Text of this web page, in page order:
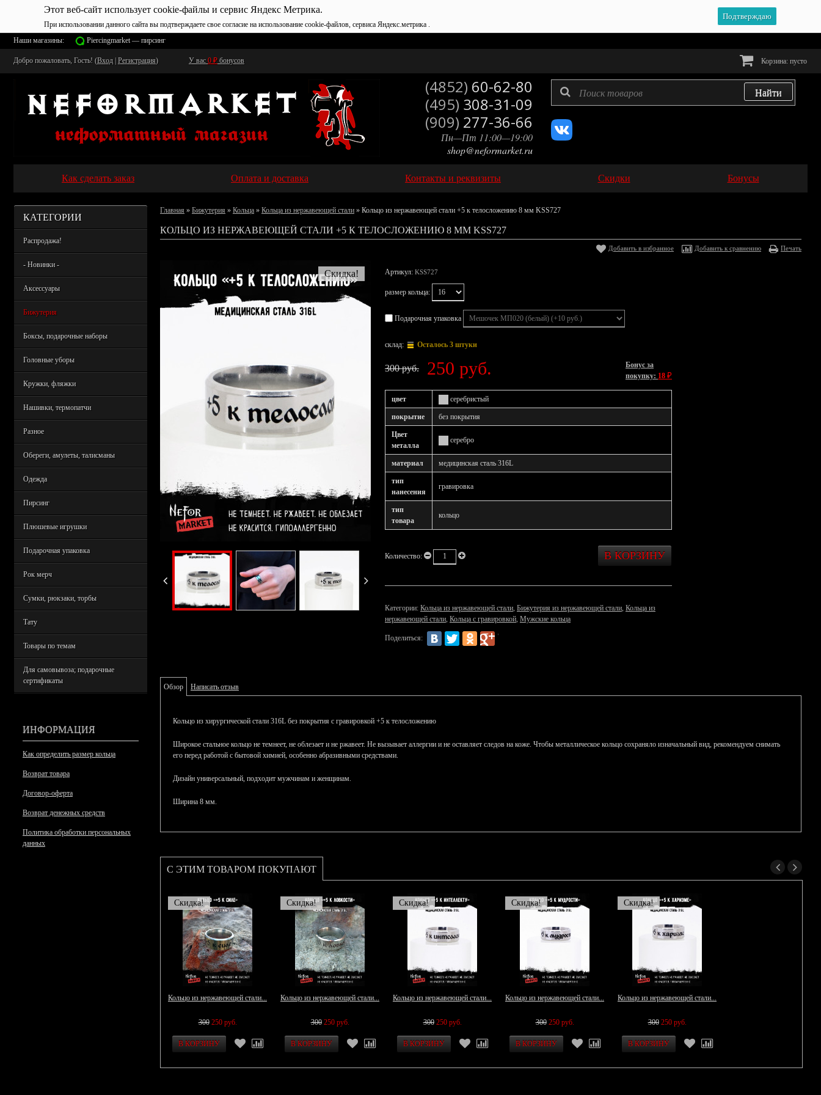
Этот веб-сайт использует cookie-файлы и сервис Яндекс Метрика.
При использовании данного сайта вы подтверждаете свое согласие на использование cookie-файлов, сервиса Яндекс.метрика .
Подтверждаю
Наши магазины: Piercingmarket — пирсинг
Добро пожаловать, Гость! (Вход Регистрация) У вас 0 ₽ бонусов Корзина: пусто
(4852) 60-62-80
(495) 308-31-09
(909) 277-36-66
Пн—Пт 11:00—19:00
shop@neformarket.ru
Как сделать заказ Оплата и доставка Контакты и реквизиты Скидки Бонусы
КАТЕГОРИИ
Распродажа!
- Новинки -
Аксессуары
Бижутерия
Боксы, подарочные наборы
Головные уборы
Кружки, фляжки
Нашивки, термопатчи
Разное
Обереги, амулеты, талисманы
Одежда
Пирсинг
Плюшевые игрушки
Подарочная упаковка
Рок мерч
Сумки, рюкзаки, торбы
Тату
Товары по темам
Для самовывоза; подарочные
сертификаты
ИНФОРМАЦИЯ
Как определить размер кольца
Возврат товара
Договор-оферта
Возврат денежных средств
Политика обработки персональных
данных
Главная » Бижутерия » Кольца » Кольца из нержавеющей стали » Кольцо из нержавеющей стали +5 к телосложению 8 мм KSS727
КОЛЬЦО ИЗ НЕРЖАВЕЮЩЕЙ СТАЛИ +5 К ТЕЛОСЛОЖЕНИЮ 8 ММ KSS727
Добавить в избранное Добавить к сравнению Печать
Скидка! Артикул: KSS727
размер кольца:
Подарочная упаковка
склад: Осталось 3 штуки
300 руб. 250 руб.
Бонус за
покупку: 18 ₽
цвет серебристый
покрытие без покрытия
Цвет
металла
серебро
материал медицинская сталь 316L
тип
нанесения
гравировка
тип
товара
кольцо
Количество:
Категории: Кольца из нержавеющей стали, Бижутерия из нержавеющей стали, Кольца из
нержавеющей стали, Кольца с гравировкой, Мужские кольца
Поделиться:
Обзор Написать отзыв
Кольцо из хирургической стали 316L без покрытия с гравировкой +5 к телосложению
Широкое стальное кольцо не темнеет, не облезает и не ржавеет. Не вызывает аллергии и не оставляет следов на коже. Чтобы металлическое кольцо сохраняло изначальный вид, рекомендуем снимать
его перед работой с бытовой химией, особенно абразивными средствами.
Дизайн универсальный, подходит мужчинам и женщинам.
Ширина 8 мм.
С ЭТИМ ТОВАРОМ ПОКУПАЮТ
Скидка!
Кольцо из нержавеющей стали...
300 250 руб.
Скидка!
Кольцо из нержавеющей стали...
300 250 руб.
Скидка!
Кольцо из нержавеющей стали...
300 250 руб.
Скидка!
Кольцо из нержавеющей стали...
300 250 руб.
Скидка!
Кольцо из нержавеющей стали...
300 250 руб.